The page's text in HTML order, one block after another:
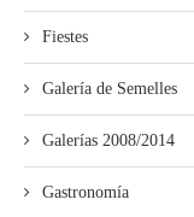
Fiestes
Galería de Semelles
Galerías 2008/2014
Gastronomía